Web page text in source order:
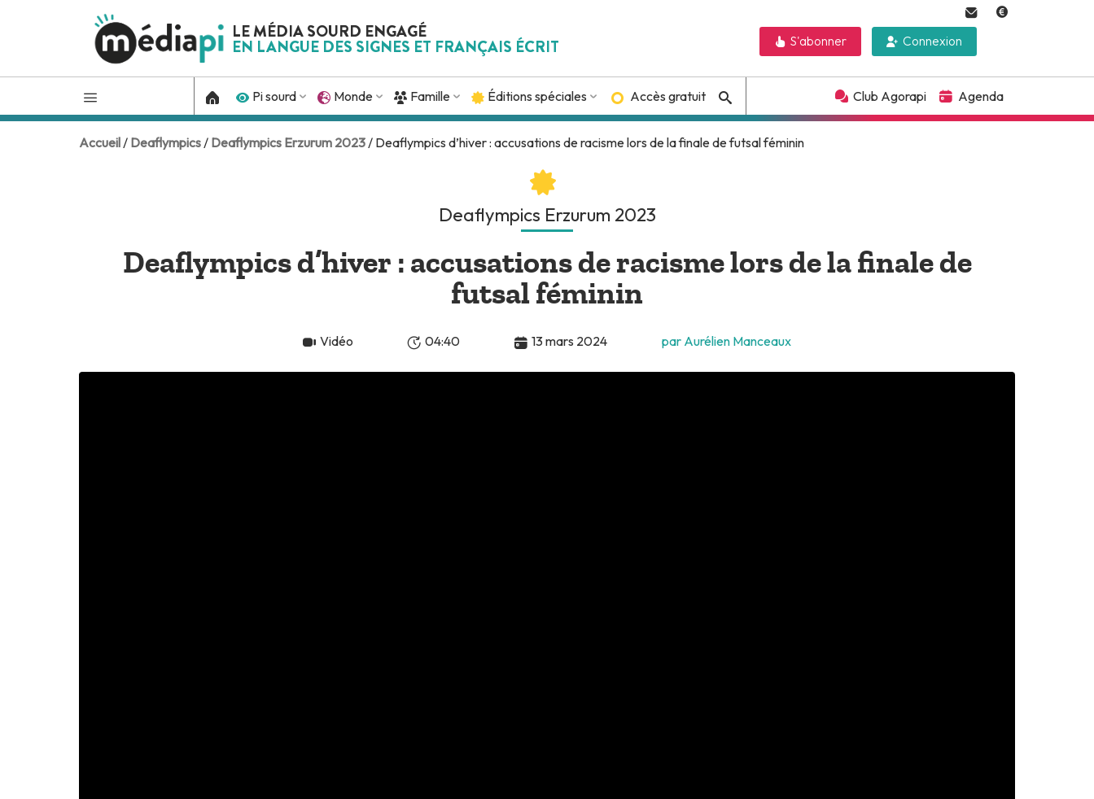
LE MÉDIA SOURD ENGAGÉ
EN LANGUE DES SIGNES ET FRANÇAIS ÉCRIT Connexion
S'abonner
Pi sourd Monde Famille Éditions spéciales Accès gratuit Club Agorapi Agenda
Accueil / Deaflympics / Deaflympics Erzurum 2023 / Deaflympics d’hiver : accusations de racisme lors de la finale de futsal féminin
Deaflympics Erzurum 2023
Deaflympics d’hiver : accusations de racisme lors de la finale de
futsal féminin
Vidéo 04:40 13 mars 2024 par Aurélien Manceaux